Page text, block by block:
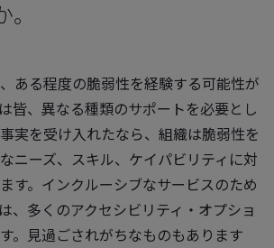
ある程度の脆弱性を経験する可能性が
皆、異なる種類のサポートを必要とし
実を受け入れたなら、組織は脆弱性を
ニーズ、スキル、ケイパビリティに対
す。インクルーシブなサービスのため
、多くのアクセシビリティ・オプショ
。見過ごされがちなものもあります